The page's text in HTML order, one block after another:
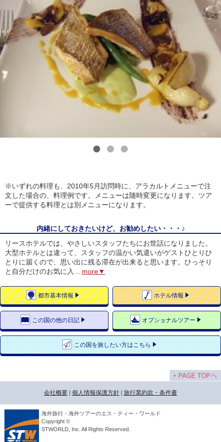
※いずれの料理も、2010年5月訪問時に、アラカルトメニューで注
文した場合の、料理例です。メニューは随時変更になります。ツア
ーで提供する料理とは別メニューになります。
内緒にしておきたいけど、お勧めしたい・・・♪
リースホテルでは、やさしいスタッフたちにお世話になりました。
大型ホテルとは違って、スタッフの温かい気遣いがゲストひとりひ
とりに届くので、思い出に残る滞在が出来ると思います。ひっそり
と自分だけのお気に入 ... more▼
都市基本情報 ホテル情報
この国の他の日記 オプショナルツアー
この国を旅したい方はこちら
会社概要 個人情報保護方針 旅行業約款・条件書
海外旅行・海外ツアーのエス・ティー・ワールド
Copyright ©
STWORLD, Inc. All Rights Reserved.